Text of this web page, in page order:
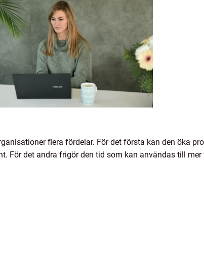
flera fördelar. För det första kan den öka
För det andra frigör den tid som kan användas till